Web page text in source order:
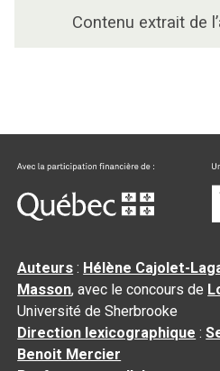
Contenu extrait de
Auteurs : Hélène Cajolet-
Masson, avec le concours de
Université de Sherbrooke
Direction lexicographique :
Benoit Mercier